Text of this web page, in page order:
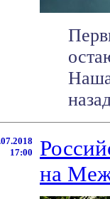
Наша
17:00
на